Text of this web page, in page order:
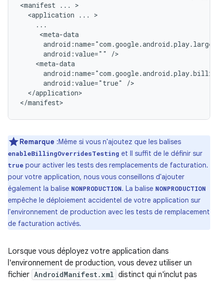
<manifest ... >
  <application ... >
    ...
     <meta-data
      android:value="" />
    <meta-data
      android:value="true" />
  </application>
</manifest>
Remarque :Même si vous n'ajoutez que les balises
enableBillingOverridesTesting et Il suffit de le définir sur
true pour activer les tests des remplacements de facturation.
pour votre application, nous vous conseillons d'ajouter
également la balise NONPRODUCTION. La balise NONPRODUCTION
empêche le déploiement accidentel de votre application sur
l'environnement de production avec les tests de remplacement
de facturation activés.
Lorsque vous déployez votre application dans
l'environnement de production, vous devez utiliser un
fichier AndroidManifest.xml distinct qui n'inclut pas